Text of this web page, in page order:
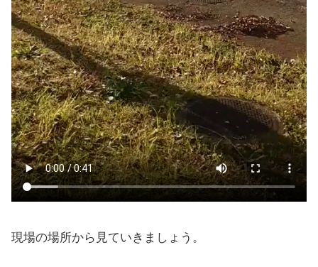
現場の場所から見ていきましょう。